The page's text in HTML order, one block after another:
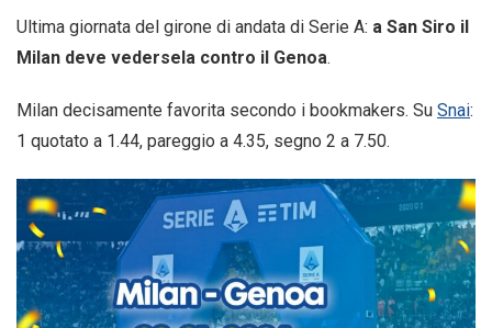
Ultima giornata del girone di andata di Serie A: a San Siro il
Milan deve vedersela contro il Genoa.
Milan decisamente favorita secondo i bookmakers. Su Snai:
1 quotato a 1.44, pareggio a 4.35, segno 2 a 7.50.